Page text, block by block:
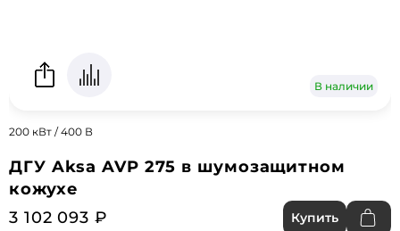
В наличии
200 кВт / 400 В
ДГУ Aksa AVP 275 в шумозащитном
кожухе
3 102 093 ₽
Купить